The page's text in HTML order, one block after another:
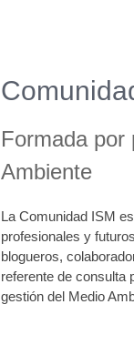
Formada por
Ambiente
La Comunidad ISM
profesionales y
blogueros,
referente de consulta
gestión del Medio